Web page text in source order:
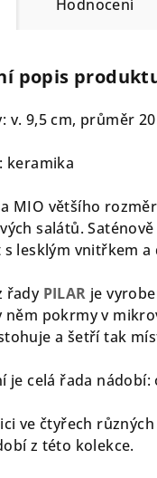
Hodnocení
popis
v. 9,5 cm, průměr
keramika
MIO většího
salátů.
lesklým vnitřkem
řady PILAR je
něm pokrmy v
a šetří tak
je celá řada
ve čtyřech
z této kolekce.